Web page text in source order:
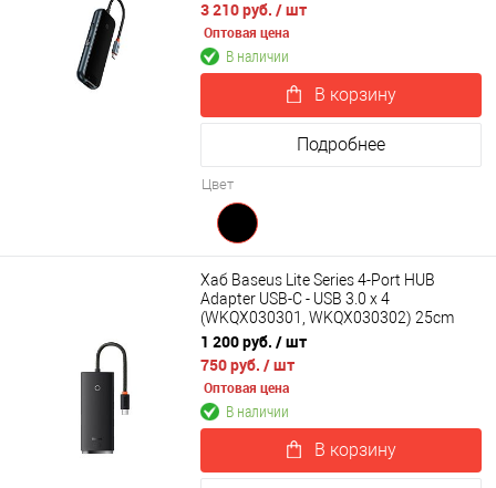
3 210 руб. / шт
Оптовая цена
В наличии
В корзину
Подробнее
Цвет
Хаб Baseus Lite Series 4-Port HUB
Adapter USB-C - USB 3.0 х 4
(WKQX030301, WKQX030302) 25cm
1 200 руб. / шт
750 руб. / шт
Оптовая цена
В наличии
В корзину